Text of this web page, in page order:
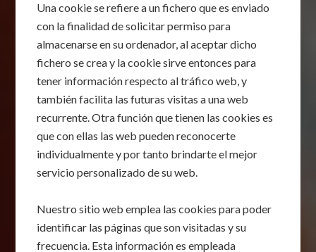
Una cookie se refiere a un fichero que es enviado
con la finalidad de solicitar permiso para
almacenarse en su ordenador, al aceptar dicho
fichero se crea y la cookie sirve entonces para
tener información respecto al tráfico web, y
también facilita las futuras visitas a una web
recurrente. Otra función que tienen las cookies es
que con ellas las web pueden reconocerte
individualmente y por tanto brindarte el mejor
servicio personalizado de su web.
Nuestro sitio web emplea las cookies para poder
identificar las páginas que son visitadas y su
frecuencia. Esta información es empleada